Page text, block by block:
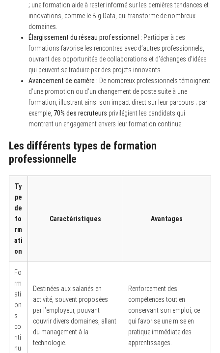
; une formation aide à rester informé sur les dernières tendances et
innovations, comme le Big Data, qui transforme de nombreux
domaines.
Élargissement du réseau professionnel : Participer à des
formations favorise les rencontres avec d’autres professionnels,
ouvrant des opportunités de collaborations et d’échanges d’idées
qui peuvent se traduire par des projets innovants.
Avancement de carrière : De nombreux professionnels témoignent
d’une promotion ou d’un changement de poste suite à une
formation, illustrant ainsi son impact direct sur leur parcours ; par
exemple, 70% des recruteurs privilégient les candidats qui
montrent un engagement envers leur formation continue.
Les différents types de formation
professionnelle
Ty
pe
de
fo
rm
ati
on
Caractéristiques Avantages
Fo
rm
ati
on
s
co
nti
nu
Destinées aux salariés en
activité, souvent proposées
par l’employeur, pouvant
couvrir divers domaines, allant
du management à la
technologie.
Renforcement des
compétences tout en
conservant son emploi, ce
qui favorise une mise en
pratique immédiate des
apprentissages.